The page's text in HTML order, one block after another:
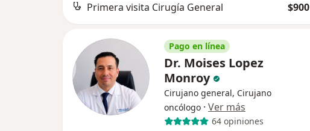
Primera visita Cirugía General $900
Pago en línea
Dr. Moises Lopez
Monroy
Cirujano general, Cirujano
oncólogo · Ver más
64 opiniones